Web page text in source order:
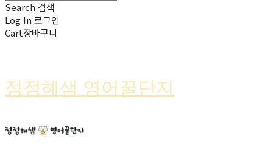
Search 검색
Log In 로그인
Cart장바구니
정정혜샘 영어꿀단지